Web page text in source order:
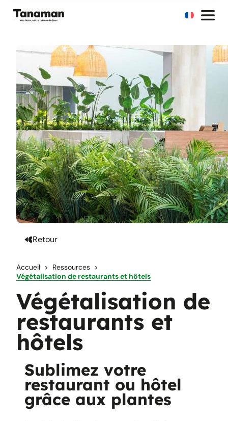
Retour
Accueil
Ressources
Végétalisation de restaurants et hôtels
Végétalisation de
restaurants et
hôtels
Sublimez votre
restaurant ou hôtel
grâce aux plantes